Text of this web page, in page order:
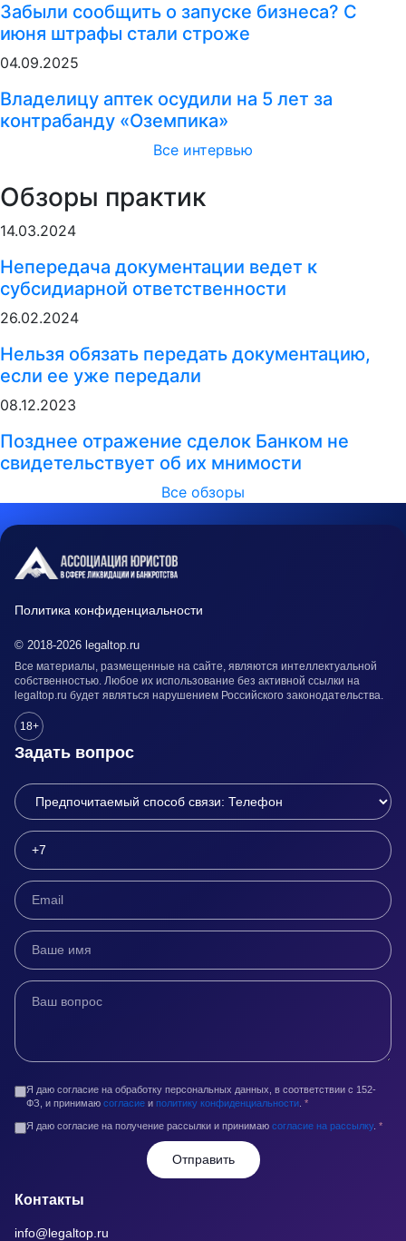
Забыли сообщить о запуске бизнеса? С
июня штрафы стали строже
04.09.2025
Владелицу аптек осудили на 5 лет за
контрабанду «Оземпика»
Все интервью
Обзоры практик
14.03.2024
Непередача документации ведет к
субсидиарной ответственности
26.02.2024
Нельзя обязать передать документацию,
если ее уже передали
08.12.2023
Позднее отражение сделок Банком не
свидетельствует об их мнимости
Все обзоры
Политика конфиденциальности
© 2018-2026 legaltop.ru
Все материалы, размещенные на сайте, являются интеллектуальной
собственностью. Любое их использование без активной ссылки на
legaltop.ru будет являться нарушением Российского законодательства.
18+
Задать вопрос
Я даю согласие на обработку персональных данных, в соответствии с 152-
ФЗ, и принимаю согласие и политику конфиденциальности *
Я даю согласие на получение рассылки и принимаю согласие на рассылку. *
Отправить
Контакты
info@legaltop.ru